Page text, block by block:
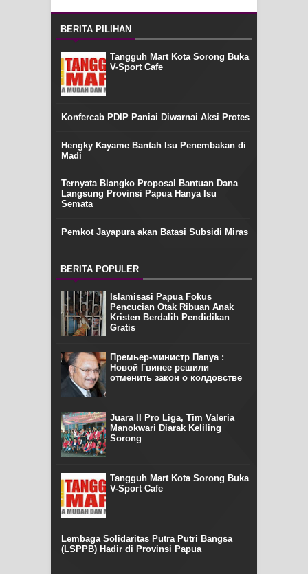
BERITA PILIHAN
Tangguh Mart Kota Sorong Buka
V-Sport Cafe
Konfercab PDIP Paniai Diwarnai Aksi Protes
Hengky Kayame Bantah Isu Penembakan di
Madi
Ternyata Blangko Proposal Bantuan Dana
Langsung Provinsi Papua Hanya Isu
Semata
Pemkot Jayapura akan Batasi Subsidi Miras
BERITA POPULER
Islamisasi Papua Fokus
Pencucian Otak Ribuan Anak
Kristen Berdalih Pendidikan
Gratis
Премьер-министр Папуа :
Новой Гвинее решили
отменить закон о колдовстве
Juara II Pro Liga, Tim Valeria
Manokwari Diarak Keliling
Sorong
Tangguh Mart Kota Sorong Buka
V-Sport Cafe
Lembaga Solidaritas Putra Putri Bangsa
(LSPPB) Hadir di Provinsi Papua